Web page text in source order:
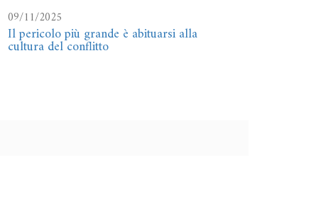
09/11/2025
Il pericolo più grande è abituarsi alla
cultura del conflitto